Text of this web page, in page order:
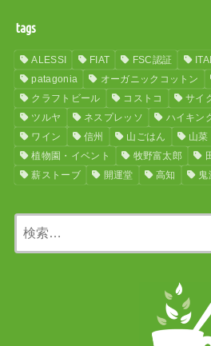
tags
ALESSI FIAT FSC認証
patagonia
オーガニックコットン
クラフトビール
コストコ サイ
ツルヤ
ネスプレッソ ハイキン
ワイン
信州 山ごはん 山菜
植物園・イベント
牧野富太郎
薪ストーブ
開運堂 高知 鬼